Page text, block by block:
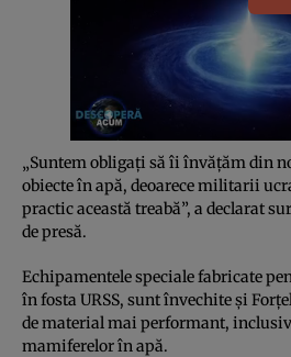
„Suntem obligaţi să îi învăţăm din
obiecte în apă, deoarece militarii
practic această treabă”, a declarat
de presă.
Echipamentele speciale fabricate
în fosta URSS, sunt învechite şi
de material mai performant,
mamiferelor în apă.